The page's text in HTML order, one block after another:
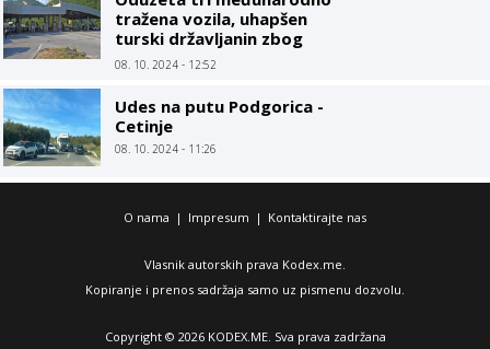
tražena vozila, uhapšen
turski državljanin zbog
pištolja
08. 10. 2024 - 12:52
Udes na putu Podgorica -
Cetinje
08. 10. 2024 - 11:26
O nama | Impresum | Kontaktirajte nas
Vlasnik autorskih prava Kodex.me.
Kopiranje i prenos sadržaja samo uz pismenu dozvolu.
Copyright © 2026 KODEX.ME. Sva prava zadržana